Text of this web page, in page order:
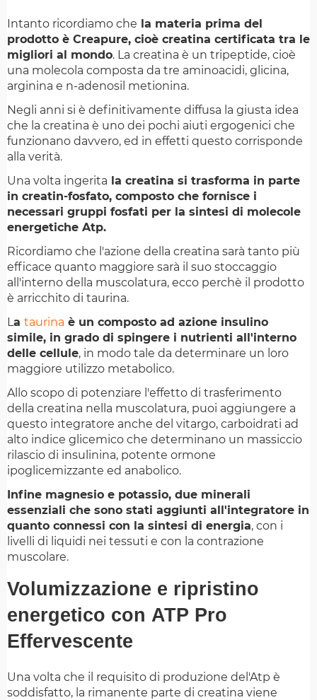
Intanto ricordiamo che la materia prima del
prodotto è Creapure, cioè creatina certificata tra le
migliori al mondo. La creatina è un tripeptide, cioè
una molecola composta da tre aminoacidi, glicina,
arginina e n-adenosil metionina.
Negli anni si è definitivamente diffusa la giusta idea
che la creatina è uno dei pochi aiuti ergogenici che
funzionano davvero, ed in effetti questo corrisponde
alla verità.
Una volta ingerita la creatina si trasforma in parte
in creatin-fosfato, composto che fornisce i
necessari gruppi fosfati per la sintesi di molecole
energetiche Atp.
Ricordiamo che l'azione della creatina sarà tanto più
efficace quanto maggiore sarà il suo stoccaggio
all'interno della muscolatura, ecco perchè il prodotto
è arricchito di taurina.
La taurina è un composto ad azione insulino
simile, in grado di spingere i nutrienti all'interno
delle cellule, in modo tale da determinare un loro
maggiore utilizzo metabolico.
Allo scopo di potenziare l'effetto di trasferimento
della creatina nella muscolatura, puoi aggiungere a
questo integratore anche del vitargo, carboidrati ad
alto indice glicemico che determinano un massiccio
rilascio di insulinina, potente ormone
ipoglicemizzante ed anabolico.
Infine magnesio e potassio, due minerali
essenziali che sono stati aggiunti all'integratore in
quanto connessi con la sintesi di energia, con i
livelli di liquidi nei tessuti e con la contrazione
muscolare.
Volumizzazione e ripristino
energetico con ATP Pro
Effervescente
Una volta che il requisito di produzione del'Atp è
soddisfatto, la rimanente parte di creatina viene